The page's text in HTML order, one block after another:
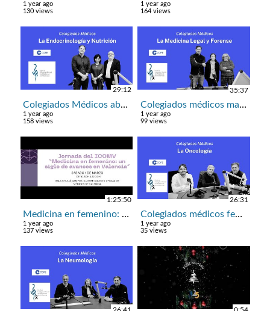
1 year ago
130 views
1 year ago
164 views
29:12
Colegiados Médicos abril: Endocrinología y Nutrición
1 year ago
158 views
35:37
Colegiados médicos marzo: Medicina Legal y Forense
1 year ago
99 views
1:25:50
Medicina en femenino: un siglo de avances en Valencia.
1 year ago
137 views
26:31
Colegiados médicos febrero: Oncología
1 year ago
35 views